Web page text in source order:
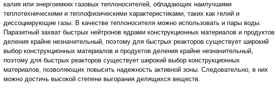
калия или энергоемких газовых теплоносителей, обладающих наилучшими
теплотехническими и теплофизическими характеристиками, таких как гелий и
диссоциирующие газы. В качестве теплоносителя можно использовать и пары воды.
Паразитный захват быстрых нейтронов ядрами конструкционных материалов и продуктов
деления крайне незначительный, поэтому для быстрых реакторов существует широкий
выбор конструкционных материалов и продуктов деления крайне незначительный,
поэтому для быстрых реакторов существует широкий выбор конструкционных
материалов, позволяющих повысить надежность активной зоны. Следовательно, в них
можно достичь высокой степени выгорания делящихся веществ.